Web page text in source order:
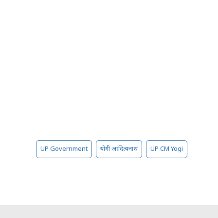
UP Government योगी आदित्यनाथ UP CM Yogi